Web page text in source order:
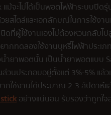
ม้จะไม่ได้เป็นพอตไฟฟ้าระบบปิ
สไตล์และเอกลักษณ์ในการใช้งา
ที่ผู้ใช้งานเองไม่ต้องหวนกลับไ
กทดลองใช้งานบุหรี่ไฟฟ้าประเ
ำยาพอตนั้น เป็นน้ำยาพอตแบบ
ส่วนประกอบอยู่ตั้งแต่ 3%-5%
ถใช้งานได้ประมาณ 2-3 สัปดา
อย่างแน่นอน รับรองว่าถูกใจ